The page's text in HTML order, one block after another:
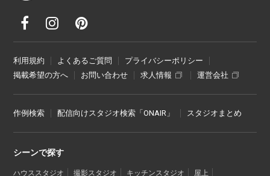
利用規約 よくあるご質問
プライバシーポリシー
掲載希望の方へ
お問い合わせ 求人情報 運営会社
作例検索 配信向けスタジオ検索「ONAIR」 スタジオまとめ
シーンで探す
ハウススタジオ 撮影スタジオ キッチンスタジオ 屋上